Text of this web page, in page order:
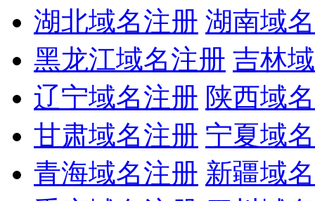
湖北域名注册 湖南域
黑龙江域名注册 吉林
辽宁域名注册 陕西域
甘肃域名注册 宁夏域
青海域名注册 新疆域